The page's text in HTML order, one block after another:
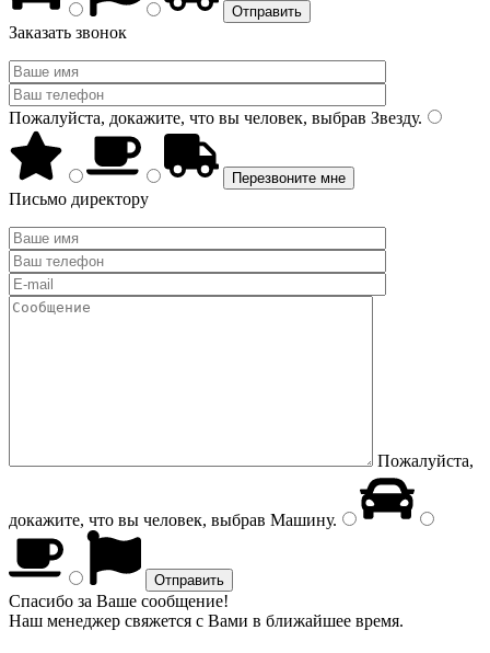
Заказать звонок
Пожалуйста, докажите, что вы человек, выбрав Звезду.
Письмо директору
Пожалуйста,
докажите, что вы человек, выбрав Машину.
Спасибо за Ваше сообщение!
Наш менеджер свяжется с Вами в ближайшее время.